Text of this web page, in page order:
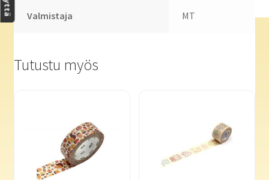
Valmistaja MT
Tutustu myös